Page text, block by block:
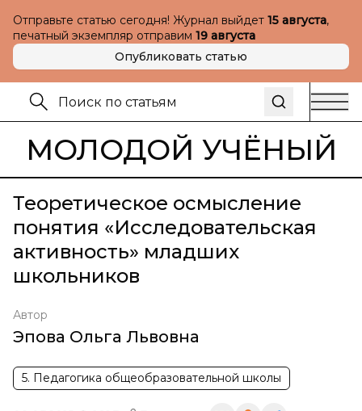
Отправьте статью сегодня! Журнал выйдет 15 августа,
печатный экземпляр отправим 19 августа
Опубликовать статью
МОЛОДОЙ УЧЁНЫЙ
Теоретическое осмысление
понятия «Исследовательская
активность» младших
школьников
Автор
Эпова Ольга Львовна
5. Педагогика общеобразовательной школы